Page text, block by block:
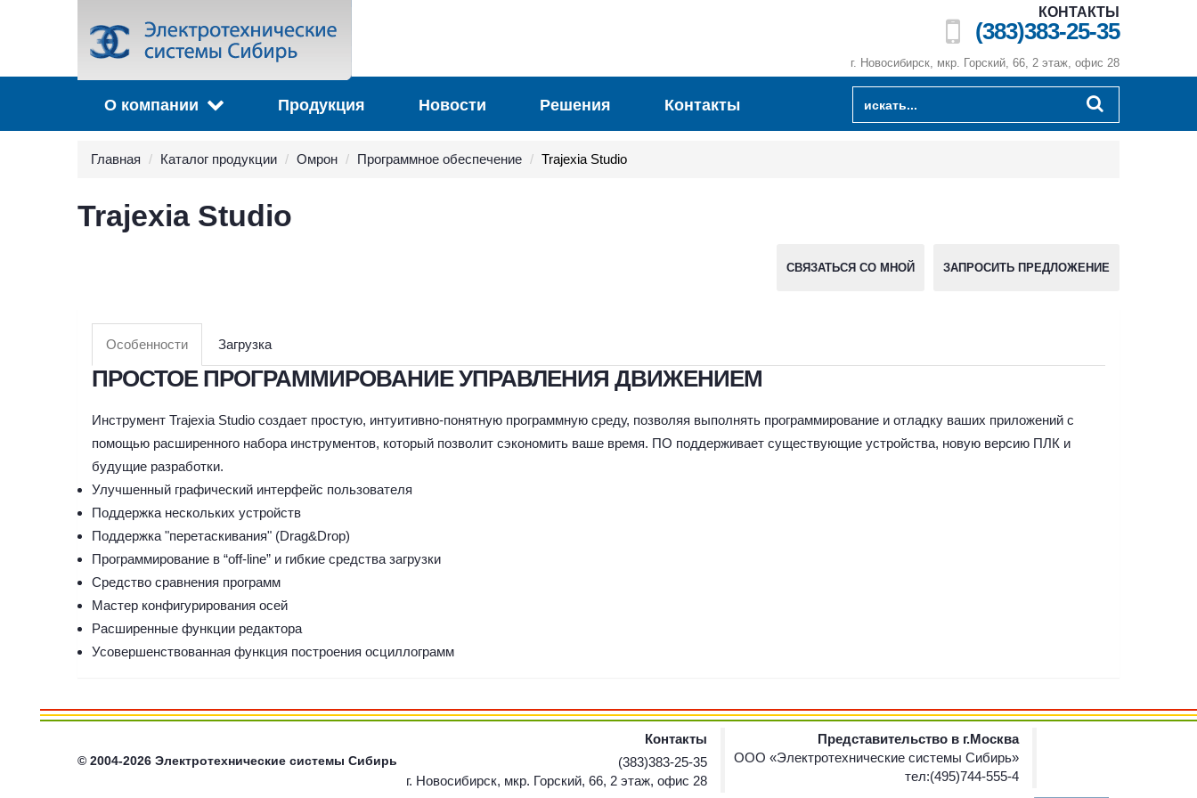
КОНТАКТЫ
(383)383-25-35
г. Новосибирск, мкр. Горский, 66, 2 этаж, офис 28
О компании Продукция Новости Решения Контакты
Главная Каталог продукции Омрон Программное обеспечение Trajexia Studio
Trajexia Studio
ЗАПРОСИТЬ ПРЕДЛОЖЕНИЕ
СВЯЗАТЬСЯ СО МНОЙ
Особенности Загрузка
ПРОСТОЕ ПРОГРАММИРОВАНИЕ УПРАВЛЕНИЯ ДВИЖЕНИЕМ
Инструмент Trajexia Studio создает простую, интуитивно-понятную программную среду, позволяя выполнять программирование и отладку ваших приложений с
помощью расширенного набора инструментов, который позволит сэкономить ваше время. ПО поддерживает существующие устройства, новую версию ПЛК и
будущие разработки.
Улучшенный графический интерфейс пользователя
Поддержка нескольких устройств
Поддержка "перетаскивания" (Drag&Drop)
Программирование в “off-line” и гибкие средства загрузки
Средство сравнения программ
Мастер конфигурирования осей
Расширенные функции редактора
Усовершенствованная функция построения осциллограмм
© 2004-2026 Электротехнические системы Сибирь
Контакты
(383)383-25-35
г. Новосибирск, мкр. Горский, 66, 2 этаж, офис 28
Представительство в г.Москва
ООО «Электротехнические системы Сибирь»
тел:(495)744-555-4